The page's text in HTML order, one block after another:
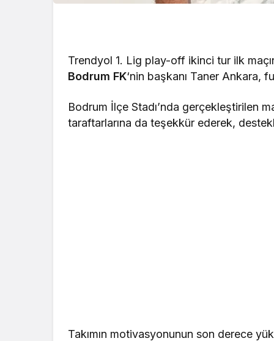
Trendyol 1. Lig play-off ikinci tur ilk
Bodrum FK‘nin başkanı Taner Ankara,
Bodrum İlçe Stadı’nda gerçekleştirilen
taraftarlarına da teşekkür ederek,
Takımın motivasyonunun son derece